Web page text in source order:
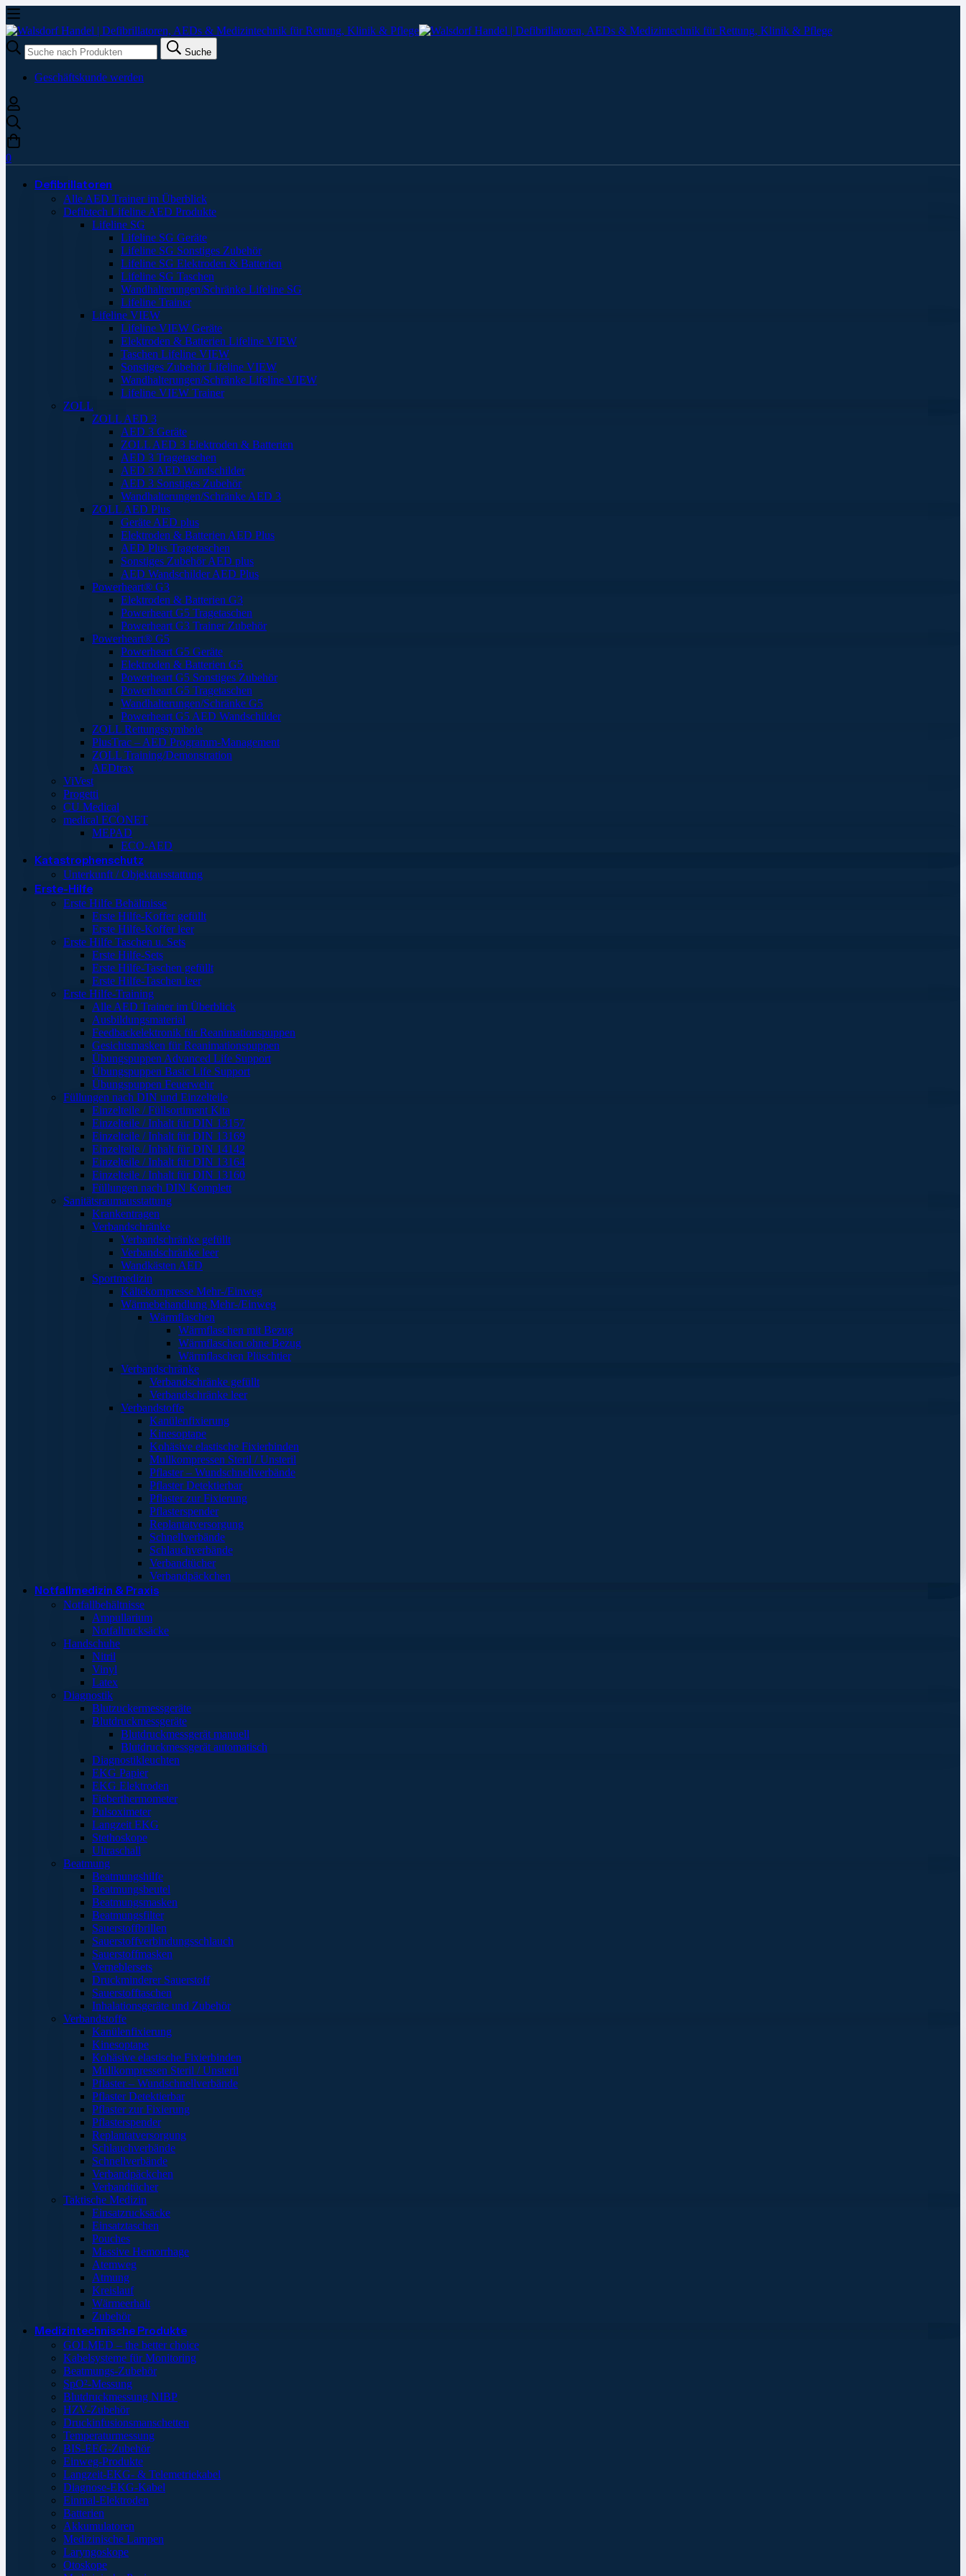
Suche
nach:
Suche
Geschäftskunde werden
0
Defibrillatoren
Alle AED Trainer im Überblick
Defibtech Lifeline AED Produkte
Lifeline SG
Lifeline SG Geräte
Lifeline SG Sonstiges Zubehör
Lifeline SG Elektroden & Batterien
Lifeline SG Taschen
Wandhalterungen/Schränke Lifeline SG
Lifeline Trainer
Lifeline VIEW
Lifeline VIEW Geräte
Elektroden & Batterien Lifeline VIEW
Taschen Lifeline VIEW
Sonstiges Zubehör Lifeline VIEW
Wandhalterungen/Schränke Lifeline VIEW
Lifeline VIEW Trainer
ZOLL
ZOLL AED 3
AED 3 Geräte
ZOLL AED 3 Elektroden & Batterien
AED 3 Tragetaschen
AED 3 AED Wandschilder
AED 3 Sonstiges Zubehör
Wandhalterungen/Schränke AED 3
ZOLL AED Plus
Geräte AED plus
Elektroden & Batterien AED Plus
AED Plus Tragetaschen
Sonstiges Zubehör AED plus
AED Wandschilder AED Plus
Powerheart® G3
Elektroden & Batterien G3
Powerheart G5 Tragetaschen
Powerheart G3 Trainer Zubehör
Powerheart® G5
Powerheart G5 Geräte
Elektroden & Batterien G5
Powerheart G5 Sonstiges Zubehör
Powerheart G5 Tragetaschen
Wandhalterungen/Schränke G5
Powerheart G5 AED Wandschilder
ZOLL Rettungssymbole
PlusTrac – AED Programm-Management
ZOLL Training/Demonstration
AEDtrax
ViVest
Progetti
CU Medical
medical ECONET
MEPAD
ECO-AED
Katastrophenschutz
Unterkunft / Objektausstattung
Erste-Hilfe
Erste Hilfe Behältnisse
Erste Hilfe-Koffer gefüllt
Erste Hilfe-Koffer leer
Erste Hilfe Taschen u. Sets
Erste Hilfe-Sets
Erste Hilfe-Taschen gefüllt
Erste Hilfe-Taschen leer
Erste Hilfe-Training
Alle AED Trainer im Überblick
Ausbildungsmaterial
Feedbackelektronik für Reanimationspuppen
Gesichtsmasken für Reanimationspuppen
Übungspuppen Advanced Life Support
Übungspuppen Basic Life Support
Übungspuppen Feuerwehr
Füllungen nach DIN und Einzelteile
Einzelteile / Füllsortiment Kita
Einzelteile / Inhalt für DIN 13157
Einzelteile / Inhalt für DIN 13169
Einzelteile / Inhalt für DIN 14142
Einzelteile / Inhalt für DIN 13164
Einzelteile / Inhalt für DIN 13160
Füllungen nach DIN Komplett
Sanitätsraumausstattung
Krankentragen
Verbandschränke
Verbandschränke gefüllt
Verbandschränke leer
Wandkästen AED
Sportmedizin
Kältekompresse Mehr-/Einweg
Wärmebehandlung Mehr-/Einweg
Wärmflaschen
Wärmflaschen mit Bezug
Wärmflaschen ohne Bezug
Wärmflaschen Plüschtier
Verbandschränke
Verbandschränke gefüllt
Verbandschränke leer
Verbandstoffe
Kanülenfixierung
Kinesoptape
Kohäsive elastische Fixierbinden
Mullkompressen Steril / Unsteril
Pflaster – Wundschnellverbände
Pflaster Detektierbar
Pflaster zur Fixierung
Pflasterspender
Replantatversorgung
Schnellverbände
Schlauchverbände
Verbandtücher
Verbandpäckchen
Notfallmedizin & Praxis
Notfallbehältnisse
Ampullarium
Notfallrucksäcke
Handschuhe
Nitril
Vinyl
Latex
Diagnostik
Blutzuckermessgeräte
Blutdruckmessgeräte
Blutdruckmessgerät manuell
Blutdruckmessgerät automatisch
Diagnostikleuchten
EKG Papier
EKG Elektroden
Fieberthermometer
Pulsoximeter
Langzeit EKG
Stethoskope
Ultraschall
Beatmung
Beatmungshilfe
Beatmungsbeutel
Beatmungsmasken
Beatmungsfilter
Sauerstoffbrillen
Sauerstoffverbindungsschlauch
Sauerstoffmasken
Verneblersets
Druckminderer Sauerstoff
Sauerstofftaschen
Inhalationsgeräte und Zubehör
Verbandstoffe
Kanülenfixierung
Kinesoptape
Kohäsive elastische Fixierbinden
Mullkompressen Steril / Unsteril
Pflaster – Wundschnellverbände
Pflaster Detektierbar
Pflaster zur Fixierung
Pflasterspender
Replantatversorgung
Schlauchverbände
Schnellverbände
Verbandpäckchen
Verbandtücher
Taktische Medizin
Einsatzrucksäcke
Einsatztaschen
Pouches
Massive Hemorrhage
Atemweg
Atmung
Kreislauf
Wärmeerhalt
Zubehör
Medizintechnische Produkte
GOLMED – the better choice
Kabelsysteme für Monitoring
Beatmungs-Zubehör
SpO²-Messung
Blutdruckmessung NIBP
HZV-Zubehör
Druckinfusionsmanschetten
Temperaturmessung
BIS-EEG-Zubehör
Einweg-Produkte
Langzeit-EKG- & Telemetriekabel
Diagnose-EKG-Kabel
Einmal-Elektroden
Batterien
Akkumulatoren
Medizinische Lampen
Laryngoskope
Otoskope